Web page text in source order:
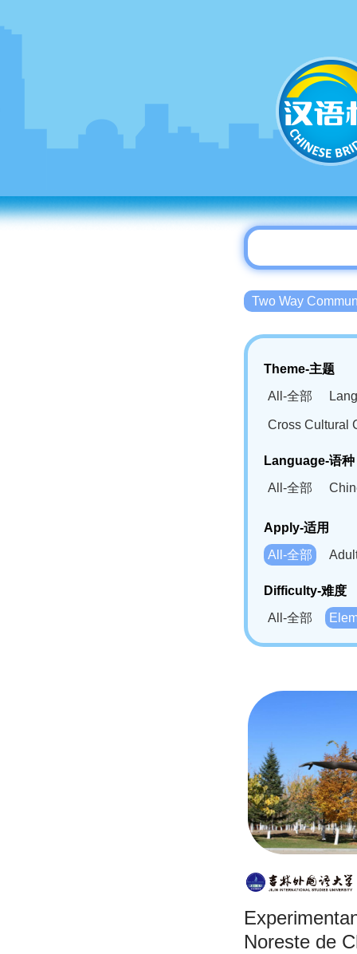
Two Way
Theme-主题
All-全部
Cross Cultural
Language-语种
All-全部
Bahasa
Swahili(SW)-
Apply-适用
All-全部
Difficulty-难度
All-全部
Noreste de